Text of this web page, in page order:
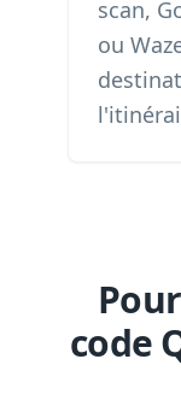
scan,
ou
code